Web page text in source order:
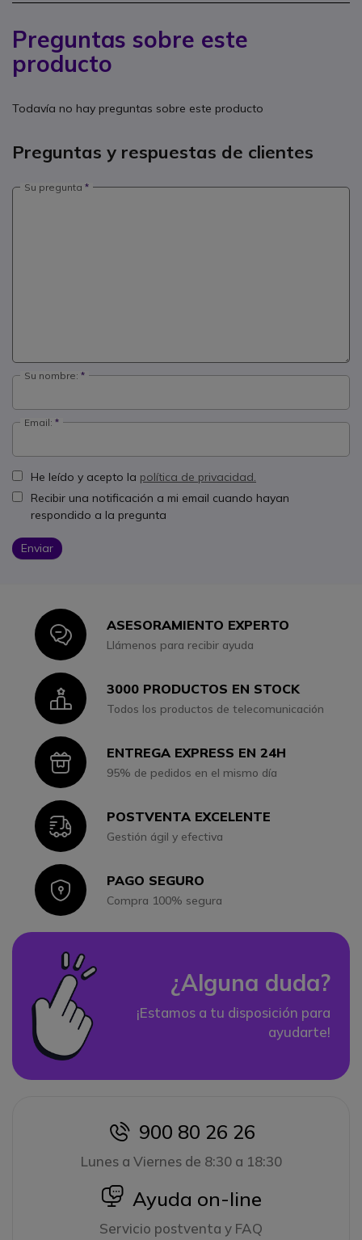
Preguntas sobre este
producto
Todavía no hay preguntas sobre este producto
Preguntas y respuestas de clientes
Su pregunta
Su nombre:
Email:
He leído y acepto la política de privacidad.
Recibir una notificación a mi email cuando hayan
respondido a la pregunta
Enviar
IconASESORAMIENTO EXPERTO
Llámenos para recibir ayuda
Icon3000 PRODUCTOS EN STOCK
Todos los productos de telecomunicación
IconENTREGA EXPRESS EN 24H
95% de pedidos en el mismo día
IconPOSTVENTA EXCELENTE
Gestión ágil y efectiva
IconPAGO SEGURO
Compra 100% segura
¿Alguna duda?
¡Estamos a tu disposición para
ayudarte!
icon
900 80 26 26
Lunes a Viernes de 8:30 a 18:30
icon
Ayuda on-line
Servicio postventa y FAQ